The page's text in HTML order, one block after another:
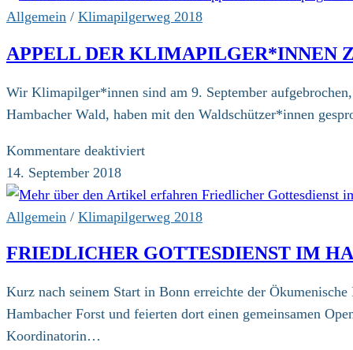
Allgemein / Klimapilgerweg 2018
APPELL DER KLIMAPILGER*INNEN
Wir Klimapilger*innen sind am 9. September
Hambacher Wald, haben mit den Waldschützer*innen
Kommentare deaktiviertfür
der
Klimapilger*innen
„Hambacher
14. September 2018
Allgemein / Klimapilgerweg 2018
FRIEDLICHER GOTTESDIENST IM
Kurz nach seinem Start in Bonn erreichte der
Hambacher Forst und feierten dort einen gemeinsamen
Koordinatorin…